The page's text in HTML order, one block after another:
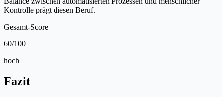
Kontrolle prägt diesen Beruf.
Gesamt-Score
60/100
hoch
Fazit